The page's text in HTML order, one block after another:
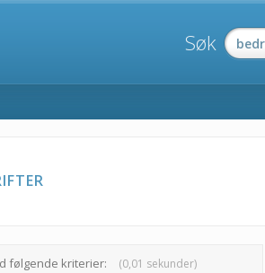
Søk
følgende kriterier: (0,01 sekunder)